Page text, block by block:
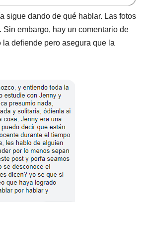
sigue dando de qué hablar. Las fotos
embargo, hay un comentario de
defiende pero asegura que la